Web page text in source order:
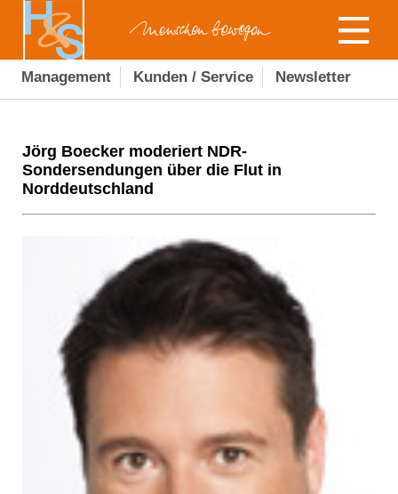
Management Kunden / Service Newsletter
Jörg Boecker moderiert NDR-
Sondersendungen über die Flut in
Norddeutschland